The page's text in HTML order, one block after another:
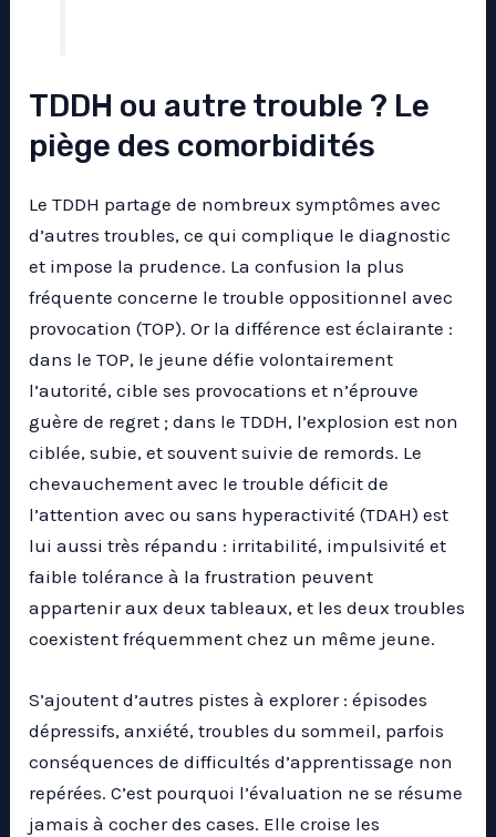
TDDH ou autre trouble ? Le
piège des comorbidités
Le TDDH partage de nombreux symptômes avec
d’autres troubles, ce qui complique le diagnostic
et impose la prudence. La confusion la plus
fréquente concerne le trouble oppositionnel avec
provocation (TOP). Or la différence est éclairante :
dans le TOP, le jeune défie volontairement
l’autorité, cible ses provocations et n’éprouve
guère de regret ; dans le TDDH, l’explosion est non
ciblée, subie, et souvent suivie de remords. Le
chevauchement avec le trouble déficit de
l’attention avec ou sans hyperactivité (TDAH) est
lui aussi très répandu : irritabilité, impulsivité et
faible tolérance à la frustration peuvent
appartenir aux deux tableaux, et les deux troubles
coexistent fréquemment chez un même jeune.
S’ajoutent d’autres pistes à explorer : épisodes
dépressifs, anxiété, troubles du sommeil, parfois
conséquences de difficultés d’apprentissage non
repérées. C’est pourquoi l’évaluation ne se résume
jamais à cocher des cases. Elle croise les